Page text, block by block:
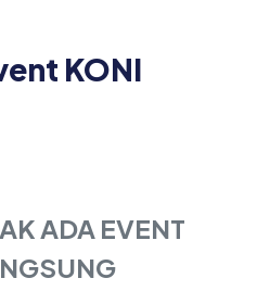
KONI
ADA EVENT